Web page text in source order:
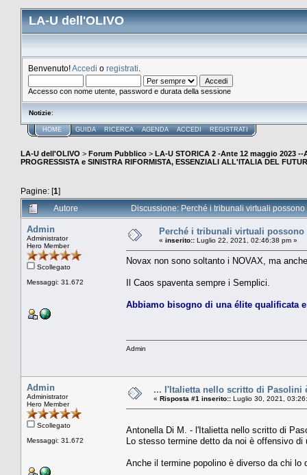
LA-U dell'OLIVO
Benvenuto!Accedi o registrati
Accesso con nome utente, password e durata della sessione
Notizie:
HOME GUIDA RICERCA AGENDA ACCEDI REGISTRATI
LA-U dell'OLIVO > Forum Pubblico > LA-U STORICA 2 -Ante 12 maggio 2023 --
PROGRESSISTA e SINISTRA RIFORMISTA, ESSENZIALI ALL'ITALIA DEL
Pagine: [1]
Autore
Discussione: Perché i tribunali virtuali
Admin
Administrator
Hero Member
Scollegato
Messaggi: 31.672
Perché i tribunali virtuali
« inserito:: Luglio 22, 2021, 02:46:38 pm »
Novax non sono soltanto i NOVAX, ma
Il Caos spaventa sempre i Semplici.
Abbiamo bisogno di una élite qualificata
Admin
Admin
Administrator
Hero Member
Scollegato
Messaggi: 31.672
... l'Italietta nello scritto di Pasolini
« Risposta #1 inserito:: Luglio 30, 2021,
⁠Antonella Di M. - l'Italietta nello scritto di
Lo stesso termine detto da noi è offensivo di
Anche il termine popolino è diverso da chi